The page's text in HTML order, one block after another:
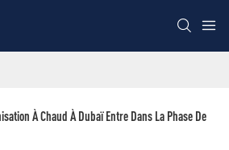
À Chaud À Dubaï Entre Dans La Phase De